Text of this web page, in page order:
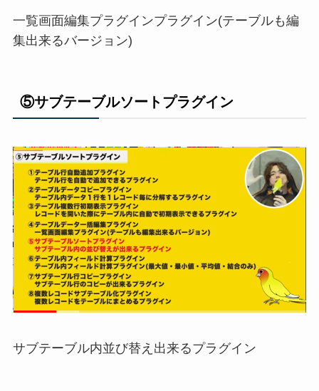
一覧画面編集プラグインプラグイン(テーブルも編
集出来るバージョン)
⑤サブテーブルソートプラグイン
サブテーブル内並び替え出来るプラグイン